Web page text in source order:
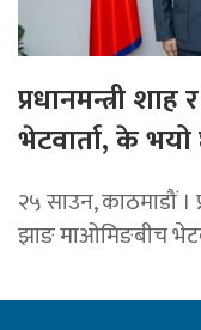
प्रधानमन्त्री
भेटवार्ता, के
२५ साउन, काठमाडौं ।
झाङ माओमिङबीच